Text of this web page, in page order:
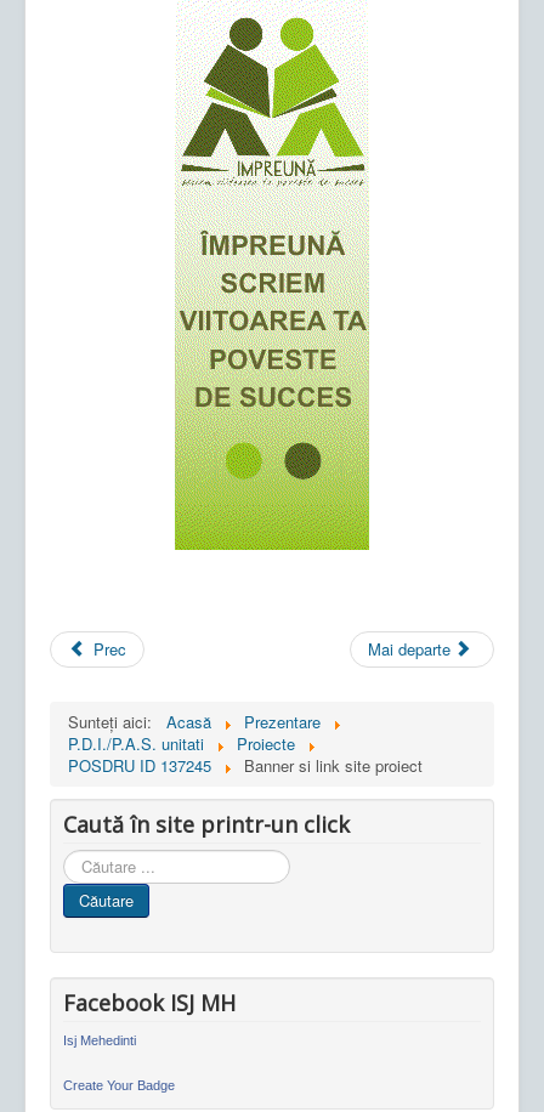
Prec Mai departe
Sunteți aici: Acasă
Prezentare
P.D.I./P.A.S. unitati
Proiecte
POSDRU ID 137245
Banner si link site proiect
Caută în site printr-un click
Cauta
in
site
Căutare
Facebook ISJ MH
Isj Mehedinti
Create Your Badge